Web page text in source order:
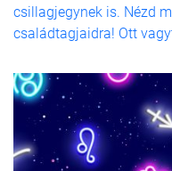
csillagjegynek is. Nézd
családtagjaidra! Ott